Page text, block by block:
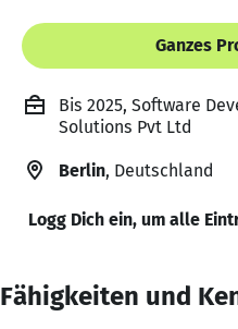
Ganzes
Bis 2025, Software
Solutions Pvt Ltd
Berlin, Deutschland
Logg Dich ein, um alle
Fähigkeiten und